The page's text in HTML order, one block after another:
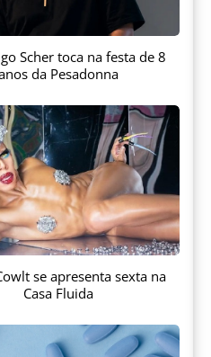
Scher toca na festa de 8
da Pesadonna
se apresenta sexta na
Casa Fluida